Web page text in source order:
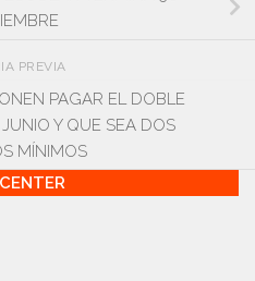
PREVIA
PAGAR EL DOBLE
Y QUE SEA DOS
MÍNIMOS